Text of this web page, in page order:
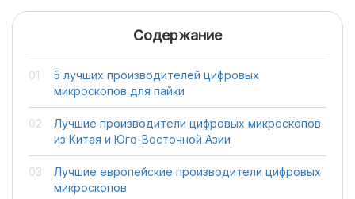
Содержание
5 лучших производителей цифровых
микроскопов для пайки
Лучшие производители цифровых микроскопов
из Китая и Юго-Восточной Азии
Лучшие европейские производители цифровых
микроскопов